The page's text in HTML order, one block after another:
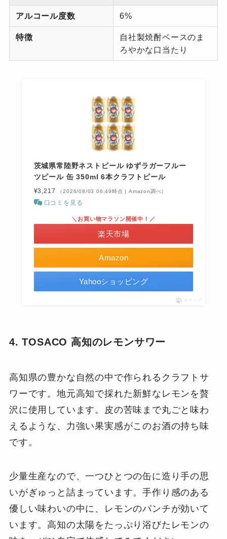
アルコール度数 6%
特徴
自社製焼酎ベースのま
ろやかな口当たり
茨城県常陸野ネストビール ゆずラガーフルー
ツビール 缶 350ml 6本クラフトビール
¥3,217 （2026/08/03 06:49時点 | Amazon調べ）
口コミを見る
Amazon
＼お買い物マラソン開催中！／
楽天市場
Yahooショッピング
ポチップ
4. TOSACO 高知のレモンサワー
高知県の豊かな自然の中で作られるクラフトサ
ワーです。地元高知で採れた新鮮なレモンを贅
沢に使用しています。皮の苦味まで丸ごと味わ
えるような、力強い果実感がこのお酒の持ち味
です。
少量生産なので、一つひとつの缶に造り手の思
いがぎゅっと詰まっています。手作り感のある
優しい味わいの中に、レモンのパンチが効いて
います。高知の太陽をたっぷり浴びたレモンの